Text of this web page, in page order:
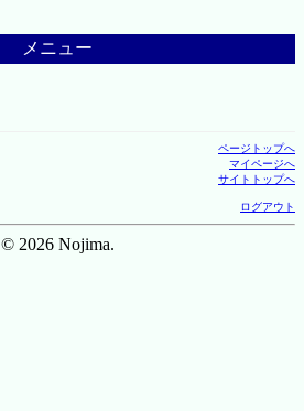
メニュー
ページトップへ
マイページへ
サイトトップへ
ログアウト
© 2026 Nojima.